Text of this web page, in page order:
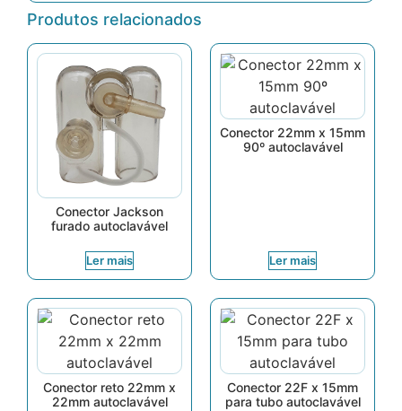
Produtos relacionados
Conector Jackson
furado autoclavável
Ler mais
Conector 22mm x 15mm
90º autoclavável
Ler mais
Conector reto 22mm x
22mm autoclavável
Conector 22F x 15mm
para tubo autoclavável